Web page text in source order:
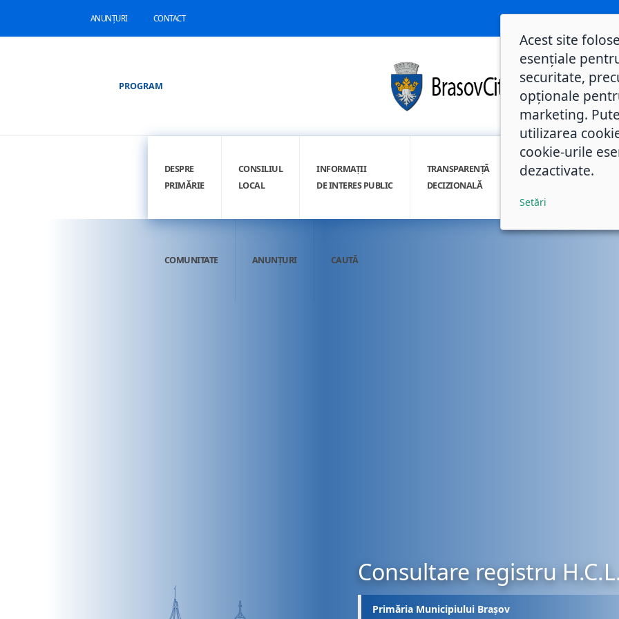
ANUNȚURI CONTACT
PROGRAM
DESPRE
PRIMĂRIE
CONSILIUL
LOCAL
INFORMAȚII
DE INTERES PUBLIC
TRANSPARENȚĂ
DECIZIONALĂ
INTEGRITATE
COMUNITATE ANUNȚURI CAUTĂ
Consultare registru
Primăria Municipiului Brașov
Acest site
esențiale
securitate,
opționale
marketing.
utilizarea
cookie-urile
dezactivate.
Setări